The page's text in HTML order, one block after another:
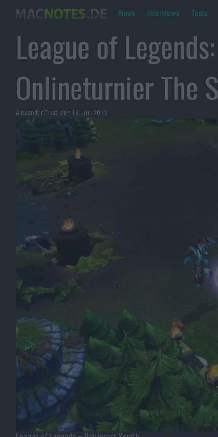
News Interviews Tests
League of
Onlineturnier The
Alexander Trust, den 19. Juli 2012